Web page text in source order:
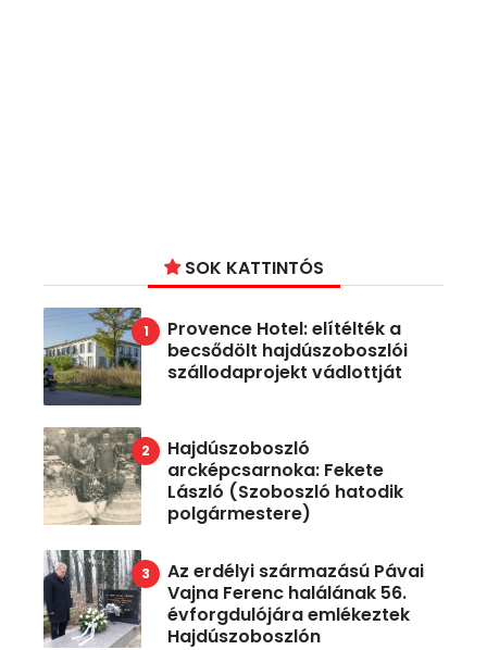
SOK KATTINTÓS
Provence Hotel: elítélték a
becsődölt hajdúszoboszlói
szállodaprojekt vádlottját
Hajdúszoboszló
arcképcsarnoka: Fekete
László (Szoboszló hatodik
polgármestere)
Az erdélyi származású Pávai
Vajna Ferenc halálának 56.
évforgdulójára emlékeztek
Hajdúszoboszlón